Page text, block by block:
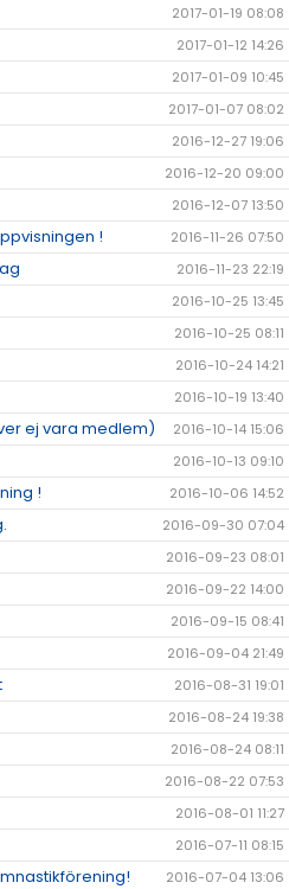
2017-01-19 08:08
2017-01-12 14:26
2017-01-09 10:45
2017-01-07 08:02
2016-12-27 19:06
2016-12-20 09:00
2016-12-07 13:50
! 2016-11-26 07:50
2016-11-23 22:19
2016-10-25 13:45
2016-10-25 08:11
2016-10-24 14:21
2016-10-19 13:40
ej vara medlem) 2016-10-14 15:06
2016-10-13 09:10
! 2016-10-06 14:52
2016-09-30 07:04
2016-09-23 08:01
2016-09-22 14:00
2016-09-15 08:41
2016-09-04 21:49
2016-08-31 19:01
2016-08-24 19:38
2016-08-24 08:11
2016-08-22 07:53
2016-08-01 11:27
2016-07-11 08:15
2016-07-04 13:06